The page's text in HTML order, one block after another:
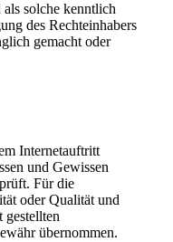
solche kenntlich
des Rechteinhabers
gemacht oder
Internetauftritt
und Gewissen
Für die
oder Qualität und
gestellten
übernommen.